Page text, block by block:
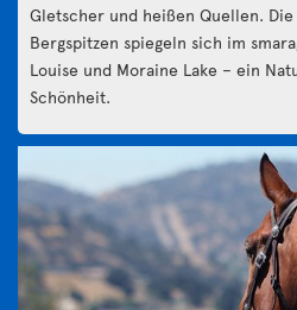
Gletscher und heißen Quellen.
Bergspitzen spiegeln sich im
Louise und Moraine Lake – ein
Schönheit.